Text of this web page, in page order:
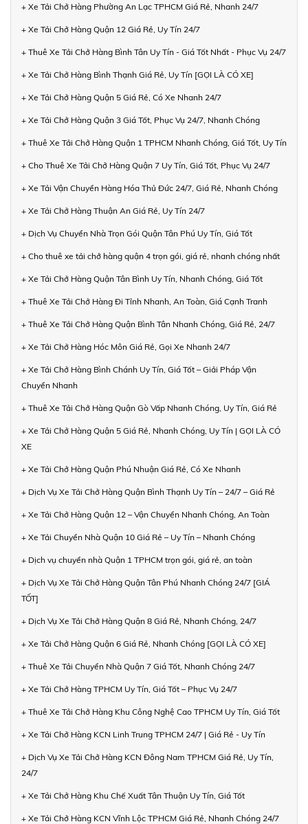
+ Xe Tải Chở Hàng Phường An Lạc TPHCM Giá Rẻ, Nhanh 24/7
+ Xe Tải Chở Hàng Quận 12 Giá Rẻ, Uy Tín 24/7
+ Thuê Xe Tải Chở Hàng Bình Tân Uy Tín - Giá Tốt Nhất - Phục Vụ 24/7
+ Xe Tải Chở Hàng Bình Thạnh Giá Rẻ, Uy Tín [GỌI LÀ CÓ XE]
+ Xe Tải Chở Hàng Quận 5 Giá Rẻ, Có Xe Nhanh 24/7
+ Xe Tải Chở Hàng Quận 3 Giá Tốt, Phục Vụ 24/7, Nhanh Chóng
+ Thuê Xe Tải Chở Hàng Quận 1 TPHCM Nhanh Chóng, Giá Tốt, Uy Tín
+ Cho Thuê Xe Tải Chở Hàng Quận 7 Uy Tín, Giá Tốt, Phục Vụ 24/7
+ Xe Tải Vận Chuyển Hàng Hóa Thủ Đức 24/7, Giá Rẻ, Nhanh Chóng
+ Xe Tải Chở Hàng Thuận An Giá Rẻ, Uy Tín 24/7
+ Dịch Vụ Chuyển Nhà Trọn Gói Quận Tân Phú Uy Tín, Giá Tốt
+ Cho thuê xe tải chở hàng quận 4 trọn gói, giá rẻ, nhanh chóng nhất
+ Xe Tải Chở Hàng Quận Tân Bình Uy Tín, Nhanh Chóng, Giá Tốt
+ Thuê Xe Tải Chở Hàng Đi Tỉnh Nhanh, An Toàn, Giá Cạnh Tranh
+ Thuê Xe Tải Chở Hàng Quận Bình Tân Nhanh Chóng, Giá Rẻ, 24/7
+ Xe Tải Chở Hàng Hóc Môn Giá Rẻ, Gọi Xe Nhanh 24/7
+ Xe Tải Chở Hàng Bình Chánh Uy Tín, Giá Tốt – Giải Pháp Vận
Chuyển Nhanh
+ Thuê Xe Tải Chở Hàng Quận Gò Vấp Nhanh Chóng, Uy Tín, Giá Rẻ
+ Xe Tải Chở Hàng Quận 5 Giá Rẻ, Nhanh Chóng, Uy Tín | GỌI LÀ CÓ
XE
+ Xe Tải Chở Hàng Quận Phú Nhuận Giá Rẻ, Có Xe Nhanh
+ Dịch Vụ Xe Tải Chở Hàng Quận Bình Thạnh Uy Tín – 24/7 – Giá Rẻ
+ Xe Tải Chở Hàng Quận 12 – Vận Chuyển Nhanh Chóng, An Toàn
+ Xe Tải Chuyển Nhà Quận 10 Giá Rẻ – Uy Tín – Nhanh Chóng
+ Dịch vụ chuyển nhà Quận 1 TPHCM trọn gói, giá rẻ, an toàn
+ Dịch Vụ Xe Tải Chở Hàng Quận Tân Phú Nhanh Chóng 24/7 [GIÁ
TỐT]
+ Dịch Vụ Xe Tải Chở Hàng Quận 8 Giá Rẻ, Nhanh Chóng, 24/7
+ Xe Tải Chở Hàng Quận 6 Giá Rẻ, Nhanh Chóng [GỌI LÀ CÓ XE]
+ Thuê Xe Tải Chuyển Nhà Quận 7 Giá Tốt, Nhanh Chóng 24/7
+ Xe Tải Chở Hàng TPHCM Uy Tín, Giá Tốt – Phục Vụ 24/7
+ Thuê Xe Tải Chở Hàng Khu Công Nghệ Cao TPHCM Uy Tín, Giá Tốt
+ Xe Tải Chở Hàng KCN Linh Trung TPHCM 24/7 | Giá Rẻ - Uy Tín
+ Dịch Vụ Xe Tải Chở Hàng KCN Đông Nam TPHCM Giá Rẻ, Uy Tín,
24/7
+ Xe Tải Chở Hàng Khu Chế Xuất Tân Thuận Uy Tín, Giá Tốt
+ Xe Tải Chở Hàng KCN Vĩnh Lộc TPHCM Giá Rẻ, Nhanh Chóng 24/7